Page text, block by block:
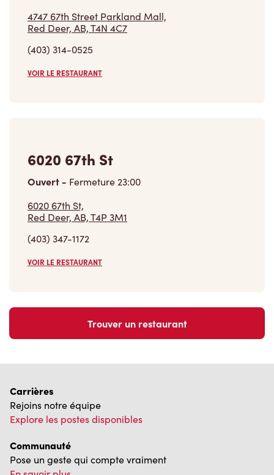
Red Deer, AB, T4N 4C7
(403) 314-0525
VOIR LE RESTAURANT
Ouvert -Fermeture
6020 67th St,
Red Deer, AB, T4P 3M1
(403) 347-1172
VOIR LE RESTAURANT
Trouver un restaurant
Rejoins notre équipe
Explore les postes disponibles
Communauté
Pose un geste qui compte vraiment
En savoir plus